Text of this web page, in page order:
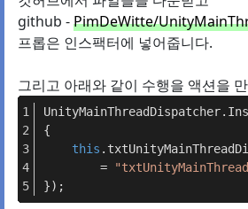
github -PimDeWitte/
프롭은 인스팩터에 넣어줍니다.
그리고 아래와 같이 수행을 액션을
{
this
        =
});